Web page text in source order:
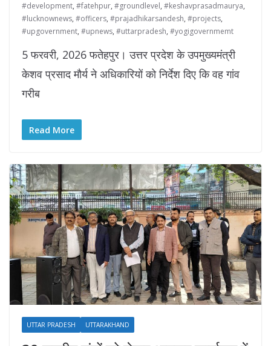
#development, #fatehpur, #groundlevel, #keshavprasadmaurya,
#lucknownews, #officers, #prajadhikarsandesh, #projects,
#upgovernment, #upnews, #uttarpradesh, #yogigovernmemt
5 फरवरी, 2026 फतेहपुर। उत्तर प्रदेश के उपमुख्यमंत्री
केशव प्रसाद मौर्य ने अधिकारियों को निर्देश दिए कि वह गांव
गरीब
Read More
UTTAR PRADESH UTTARAKHAND